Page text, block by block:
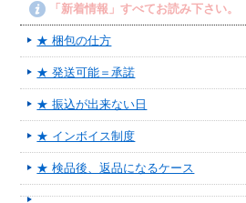
「新着情報」すべてお読み下さい。
★ 梱包の仕方
★ 発送可能＝承諾
★ 振込が出来ない日
★ インボイス制度
★ 検品後、返品になるケース